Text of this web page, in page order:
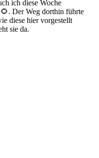
ich diese Woche
Der Weg dorthin führte
diese hier vorgestellt
sie da.